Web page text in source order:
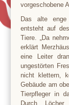
vorgeschobene
Das alte enge
entsteht auf
Tiere. „Da
erklärt
eine Leiter
ungestörten
nicht klettern,
Gebäude am
Tierpfleger in
Durch